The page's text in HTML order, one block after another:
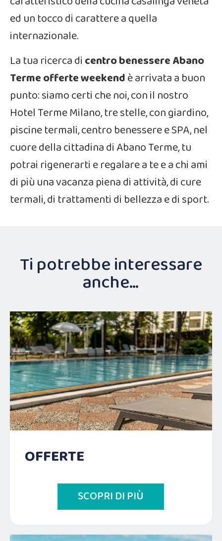
ed un tocco di carattere a quella
internazionale.
La tua ricerca dicentro benessere Abano
Terme offerte weekendè arrivata a buon
punto: siamo certi che noi, con il nostro
Hotel Terme Milano, tre stelle, con giardino,
piscine termali, centro benessere e SPA, nel
cuore della cittadina di Abano Terme, tu
potrai rigenerarti e regalare a te e a chi ami
di più una vacanza piena di attività, di cure
termali, di trattamenti di bellezza e di sport.
Ti potrebbe interessare
anche…
OFFERTE
SCOPRI DI PIÙ